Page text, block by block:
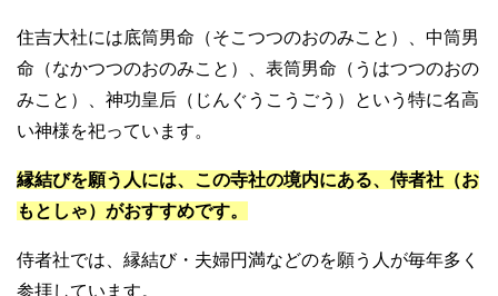
住吉大社には底筒男命（そこつつのおのみこと）、中筒男
命（なかつつのおのみこと）、表筒男命（うはつつのおの
みこと）、神功皇后（じんぐうこうごう）という特に名高
い神様を祀っています。
縁結びを願う人には、この寺社の境内にある、侍者社（お
もとしゃ）がおすすめです。
侍者社では、縁結び・夫婦円満などのを願う人が毎年多く
参拝しています。